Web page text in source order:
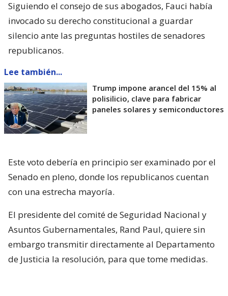
Siguiendo el consejo de sus abogados, Fauci había
invocado su derecho constitucional a guardar
silencio ante las preguntas hostiles de senadores
republicanos.
Lee también...
Trump impone arancel del 15% al
polisilicio, clave para fabricar
paneles solares y semiconductores
Este voto debería en principio ser examinado por el
Senado en pleno, donde los republicanos cuentan
con una estrecha mayoría.
El presidente del comité de Seguridad Nacional y
Asuntos Gubernamentales, Rand Paul, quiere sin
embargo transmitir directamente al Departamento
de Justicia la resolución, para que tome medidas.